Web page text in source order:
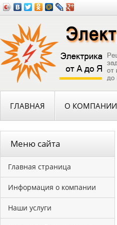
ГЛАВНАЯ О КОМПАНИИ
Меню сайта
Главная страница
Информация о компании
Наши услуги